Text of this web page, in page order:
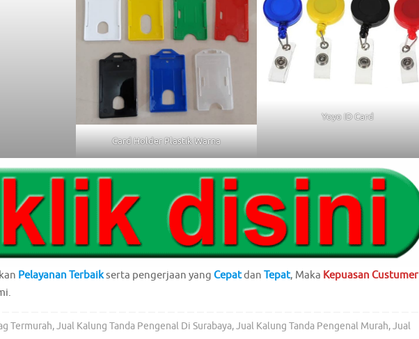
Card Holder Plastik Warna
Yoyo ID Card
Pelayanan Terbaikserta pengerjaan yang Cepatdan Tepat, Maka Kepuasan Custumer
Termurah,Jual Kalung Tanda Pengenal Di Surabaya,Jual Kalung Tanda Pengenal Murah,Jual